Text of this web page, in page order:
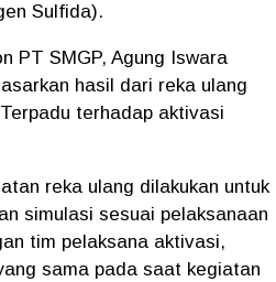
Sulfida).
PT SMGP, Agung Iswara
hasil dari reka ulang
terhadap aktivasi
reka ulang dilakukan untuk
simulasi sesuai pelaksanaan
tim pelaksana aktivasi,
sama pada saat kegiatan